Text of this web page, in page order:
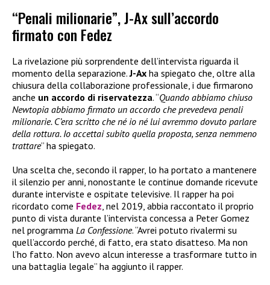
“Penali milionarie”, J-Ax sull’accordo
firmato con Fedez
La rivelazione più sorprendente dell’intervista riguarda il
momento della separazione.J-Ax ha spiegato che, oltre alla
chiusura della collaborazione professionale, i due firmarono
anche un accordo di riservatezza. “Quando abbiamo chiuso
Newtopia abbiamo firmato un accordo che prevedeva penali
milionarie. C’era scritto che né io né lui avremmo dovuto parlare
della rottura. Io accettai subito quella proposta, senza nemmeno
trattare” ha spiegato.
Una scelta che, secondo il rapper, lo ha portato a mantenere
il silenzio per anni, nonostante le continue domande ricevute
durante interviste e ospitate televisive. Il rapper ha poi
ricordato come Fedez , nel 2019, abbia raccontato il proprio
punto di vista durante l’intervista concessa a Peter Gomez
nel programma La Confessione. “Avrei potuto rivalermi su
quell’accordo perché, di fatto, era stato disatteso. Ma non
l’ho fatto. Non avevo alcun interesse a trasformare tutto in
una battaglia legale” ha aggiunto il rapper.